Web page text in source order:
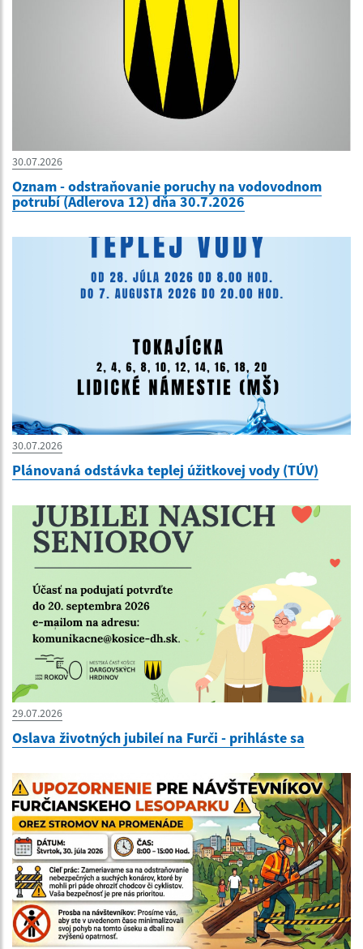
30.07.2026
Oznam - odstraňovanie poruchy na vodovodnom
potrubí (Adlerova 12) dňa 30.7.2026
30.07.2026
Plánovaná odstávka teplej úžitkovej vody (TÚV)
29.07.2026
Oslava životných jubileí na Furči - prihláste sa